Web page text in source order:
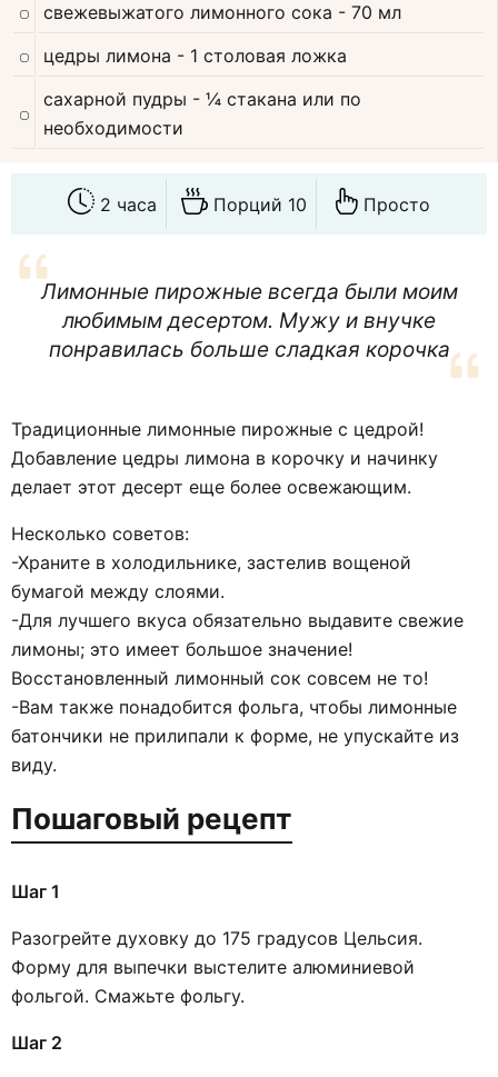
свежевыжатого лимонного сока - 70 мл
цедры лимона - 1 столовая ложка
сахарной пудры - ¼ стакана или по
необходимости
2 часа Порций 10 Просто
Лимонные пирожные всегда были моим
любимым десертом. Мужу и внучке
понравилась больше сладкая корочка
Традиционные лимонные пирожные с цедрой!
Добавление цедры лимона в корочку и начинку
делает этот десерт еще более освежающим.
Несколько советов:
-Храните в холодильнике, застелив вощеной
бумагой между слоями.
-Для лучшего вкуса обязательно выдавите свежие
лимоны; это имеет большое значение!
Восстановленный лимонный сок совсем не то!
-Вам также понадобится фольга, чтобы лимонные
батончики не прилипали к форме, не упускайте из
виду.
Пошаговый рецепт
Шаг 1
Разогрейте духовку до 175 градусов Цельсия.
Форму для выпечки выстелите алюминиевой
фольгой. Смажьте фольгу.
Шаг 2